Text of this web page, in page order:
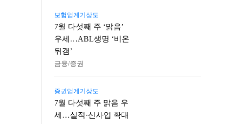
보험업계기상도
7월 다섯째 주 ‘맑음’
우세…ABL생명 ‘비온
뒤갬’
금융/증권
증권업계기상도
7월 다섯째 주 맑음 우
세…실적·신사업 확대